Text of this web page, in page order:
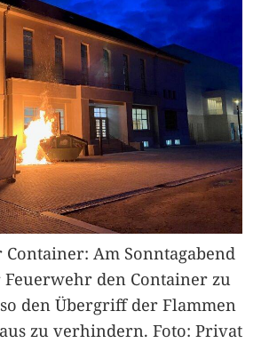
Am Sonntagabend
Feuerwehr den Container zu
den Übergriff der Flammen
zu verhindern. Foto: Privat